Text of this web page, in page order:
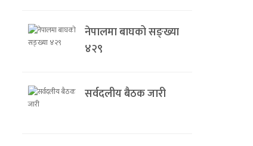
नेपालमा बाघको सङ्ख्या
४२९
सर्वदलीय बैठक जारी